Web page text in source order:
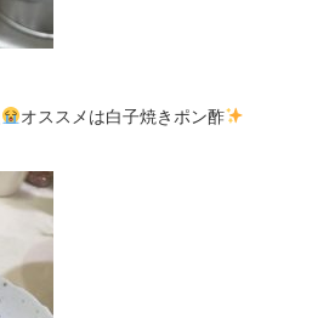
オススメは白子焼きポン酢